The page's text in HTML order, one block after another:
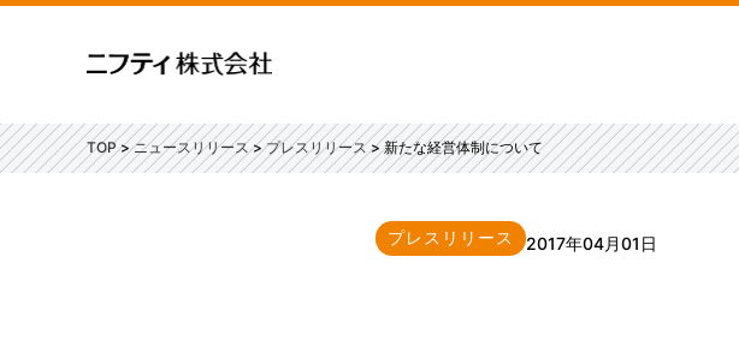
TOP ニュースリリース プレスリリース 新たな経営体制について
プレスリリース 2017年04月01日